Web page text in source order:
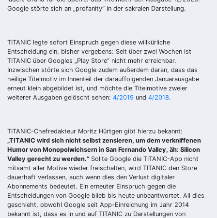
Google störte sich an „profanity“ in der sakralen Darstellung.
TITANIC legte sofort Einspruch gegen diese willkürliche
Entscheidung ein, bisher vergebens: Seit über zwei Wochen ist
TITANIC über Googles „Play Store“ nicht mehr erreichbar.
Inzwischen störte sich Google zudem außerdem daran, dass das
heilige Titelmotiv im Innenteil der darauffolgenden Januarausgabe
erneut klein abgebildet ist, und möchte die Titelmotive zweier
weiterer Ausgaben gelöscht sehen: 4/2019 und 4/2018.
TITANIC-Chefredakteur Moritz Hürtgen gibt hierzu bekannt:
„TITANIC wird sich nicht selbst zensieren, um dem verkniffenen
Humor von Monopolwichsern in San Fernando Valley, äh: Silicon
Valley gerecht zu werden.“ Sollte Google die TITANIC-App nicht
mitsamt aller Motive wieder freischalten, wird TITANIC den Store
dauerhaft verlassen, auch wenn dies den Verlust digitaler
Abonnements bedeutet. Ein erneuter Einspruch gegen die
Entscheidungen von Google blieb bis heute unbeantwortet. All dies
geschieht, obwohl Google seit App-Einreichung im Jahr 2014
bekannt ist, dass es in und auf TITANIC zu Darstellungen von